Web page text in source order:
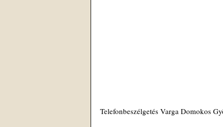
Telefonbeszélgetés Varga Domokos